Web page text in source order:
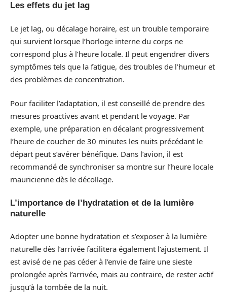
Les effets du jet lag
Le jet lag, ou décalage horaire, est un trouble temporaire
qui survient lorsque l’horloge interne du corps ne
correspond plus à l’heure locale. Il peut engendrer divers
symptômes tels que la fatigue, des troubles de l’humeur et
des problèmes de concentration.
Pour faciliter l’adaptation, il est conseillé de prendre des
mesures proactives avant et pendant le voyage. Par
exemple, une préparation en décalant progressivement
l’heure de coucher de 30 minutes les nuits précédant le
départ peut s’avérer bénéfique. Dans l’avion, il est
recommandé de synchroniser sa montre sur l’heure locale
mauricienne dès le décollage.
L’importance de l’hydratation et de la lumière
naturelle
Adopter une bonne hydratation et s’exposer à la lumière
naturelle dès l’arrivée facilitera également l’ajustement. Il
est avisé de ne pas céder à l’envie de faire une sieste
prolongée après l’arrivée, mais au contraire, de rester actif
jusqu’à la tombée de la nuit.